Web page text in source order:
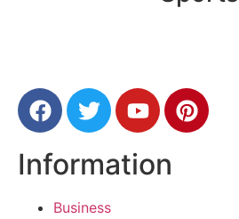
Information
Business